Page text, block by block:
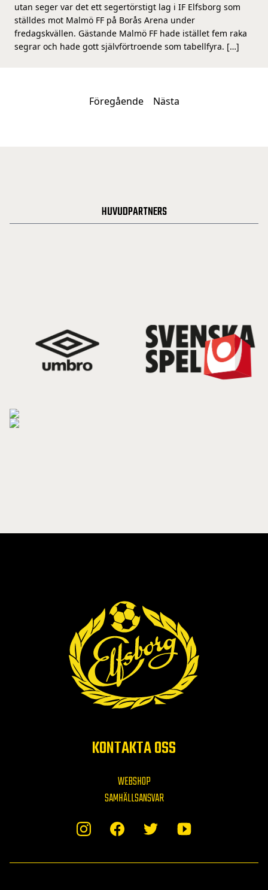
utan seger var det ett segertörstigt lag i IF Elfsborg som
ställdes mot Malmö FF på Borås Arena under
fredagskvällen. Gästande Malmö FF hade istället fem raka
segrar och hade gott självförtroende som tabellfyra. […]
Föregående Nästa
HUVUDPARTNERS
KONTAKTA OSS
WEBSHOP
SAMHÄLLSANSVAR